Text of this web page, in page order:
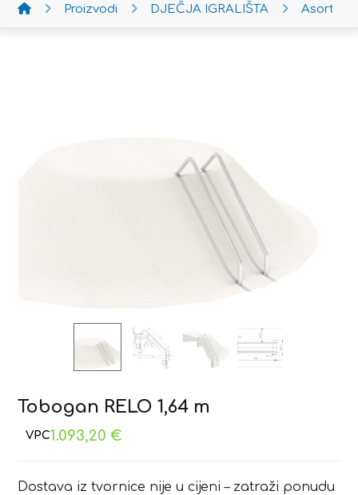
Proizvodi DJEČJA IGRALIŠTA
Tobogan RELO 1,64 m
1.093,20€
Dostava iz tvornice nije u cijeni – zatraži ponudu